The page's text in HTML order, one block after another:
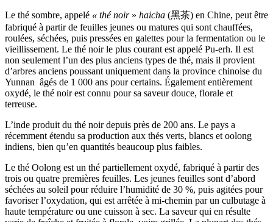
Le thé sombre, appelé « thé noir» haicha (黑茶) en Chine, peut être
fabriqué à partir de feuilles jeunes ou matures qui sont chauffées,
roulées, séchées, puis pressées en galettes pour la fermentation ou le
vieillissement. Le thé noir le plus courant est appelé Pu-erh. Il est
non seulement l’un des plus anciens types de thé, mais il provient
d’arbres anciens poussant uniquement dans la province chinoise du
Yunnan âgés de 1 000 ans pour certains. Également entièrement
oxydé, le thé noir est connu pour sa saveur douce, florale et
terreuse.
L’inde produit du thé noir depuis près de 200 ans. Le pays a
récemment étendu sa production aux thés verts, blancs et oolong
indiens, bien qu’en quantités beaucoup plus faibles.
Le thé Oolong est un thé partiellement oxydé, fabriqué à partir des
trois ou quatre premières feuilles. Les jeunes feuilles sont d’abord
séchées au soleil pour réduire l’humidité de 30 %, puis agitées pour
favoriser l’oxydation, qui est arrêtée à mi-chemin par un culbutage à
haute température ou une cuisson à sec. La saveur qui en résulte